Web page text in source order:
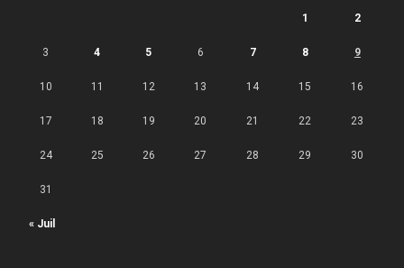
« Juil
1 2
3 4 5 6 7 8 9
10 11 12 13 14 15 16
17 18 19 20 21 22 23
24 25 26 27 28 29 30
31